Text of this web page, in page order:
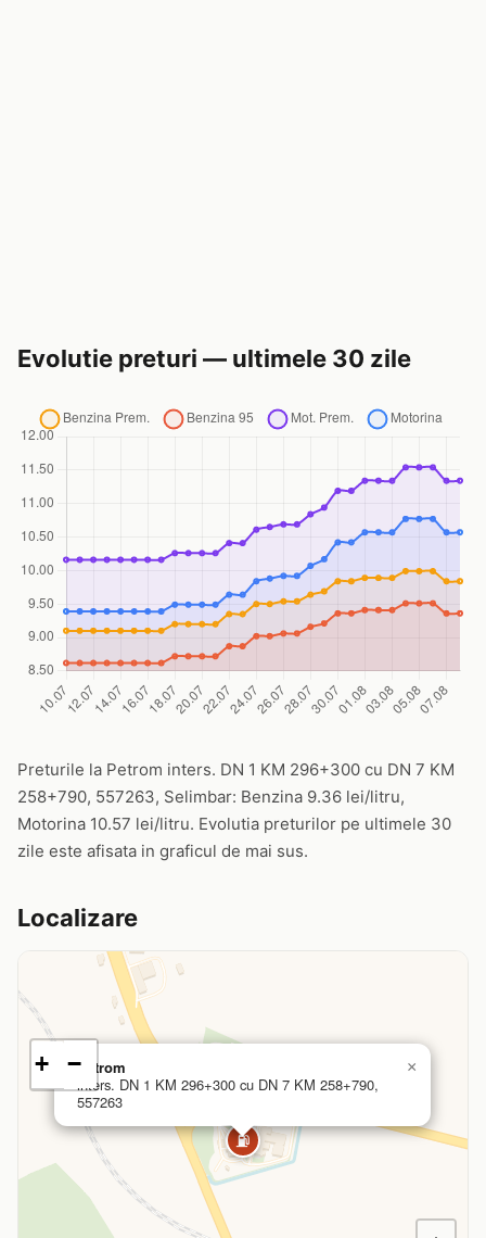
Evolutie preturi — ultimele 30 zile
Preturile la Petrom inters. DN 1 KM 296+300 cu DN 7 KM
258+790, 557263, Selimbar: Benzina 9.36 lei/litru,
Motorina 10.57 lei/litru. Evolutia preturilor pe ultimele 30
zile este afisata in graficul de mai sus.
Localizare
⛽
Petrom
inters. DN 1 KM 296+300 cu DN 7 KM 258+790,
557263
×
+ −